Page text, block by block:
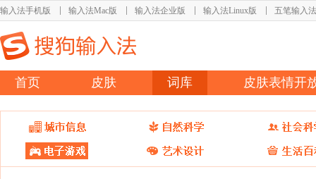
输入法手机版 输入法Mac版 输入法企业版 输入法Linux版 五笔输入法
首页 皮肤 词库 皮肤表情开